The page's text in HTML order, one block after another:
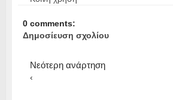
0 comments:
Δημοσίευση σχολίου
Νεότερη ανάρτηση
‹